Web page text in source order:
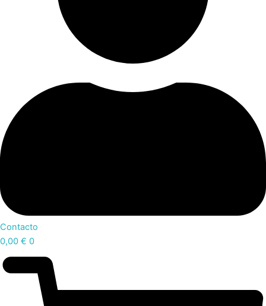
Contacto
0,00 € 0